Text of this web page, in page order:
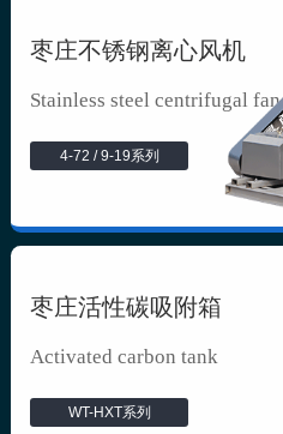
枣庄不锈钢离心风机
Stainless steel centrifugal fan
4-72 / 9-19系列
枣庄活性碳吸附箱
Activated carbon tank
WT-HXT系列